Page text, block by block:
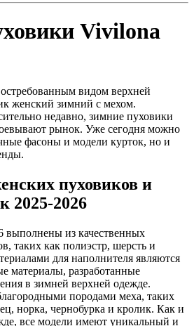
Vivilona
видом верхней
женский зимний с мехом.
недавно, зимние пуховики
рынок. Уже сегодня можно
фасоны и модели курток, но и
пуховиков и
2025-2026
выполнены из качественных
таких как полиэстр, шерсть и
для наполнителя являются
материалы, разработанные
в зимней верхней одежде.
породами меха, таких
норка, чернобурка и кролик. Как и
все модели имеют уникальный и